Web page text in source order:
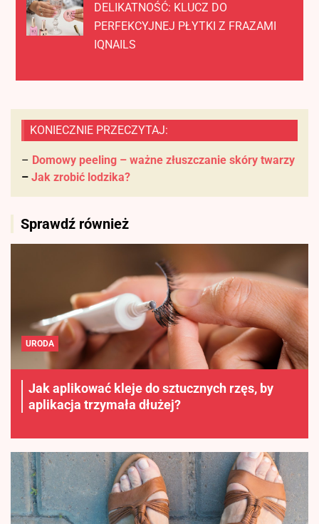
DELIKATNOŚĆ: KLUCZ DO
PERFEKCYJNEJ PŁYTKI Z FRAZAMI
IQNAILS
KONIECZNIE PRZECZYTAJ:
– Domowy peeling – ważne złuszczanie skóry twarzy
– Jak zrobić lodzika?
Sprawdź również
URODA
Jak aplikować kleje do sztucznych rzęs, by
aplikacja trzymała dłużej?